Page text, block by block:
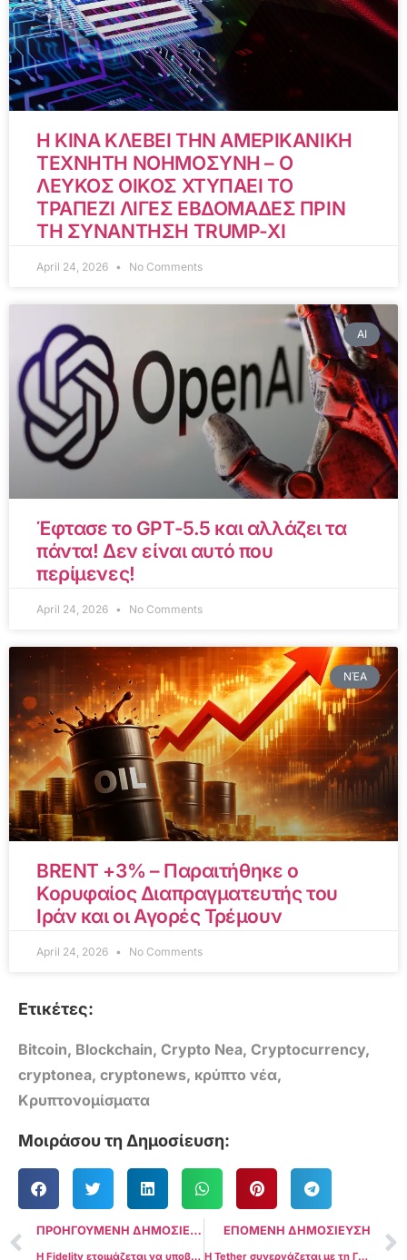
Η ΚΙΝΑ ΚΛΕΒΕΙ ΤΗΝ ΑΜΕΡΙΚΑΝΙΚΗ
ΤΕΧΝΗΤΗ ΝΟΗΜΟΣΥΝΗ – Ο
ΛΕΥΚΟΣ ΟΙΚΟΣ ΧΤΥΠΑΕΙ ΤΟ
ΤΡΑΠΕΖΙ ΛΙΓΕΣ ΕΒΔΟΜΑΔΕΣ ΠΡΙΝ
ΤΗ ΣΥΝΑΝΤΗΣΗ TRUMP-XI
April 24, 2026 No Comments
AI
Έφτασε το GPT-5.5 και αλλάζει τα
πάντα! Δεν είναι αυτό που
περίμενες!
April 24, 2026 No Comments
ΝΈΑ
BRENT +3% – Παραιτήθηκε ο
Κορυφαίος Διαπραγματευτής του
Ιράν και οι Αγορές Τρέμουν
April 24, 2026 No Comments
Ετικέτες:
Bitcoin, Blockchain, Crypto Nea, Cryptocurrency,
cryptonea, cryptonews, κρύπτο νέα,
Κρυπτονομίσματα
Μοιράσου τη Δημοσίευση:
ΠΡΟΗΓΟΥΜΕΝΗ ΔΗΜΟΣΙΕΥΣΗ
Η Fidelity ετοιμάζεται να υποβάλει αίτηση για το Spot Bitcoin ETF
ΕΠΟΜΕΝΗ ΔΗΜΟΣΙΕΥΣΗ
Η Tether συνεργάζεται με τη Γεωργία για να προωθήσει την ανάπτυξη υποδομών Bitcoin P2P